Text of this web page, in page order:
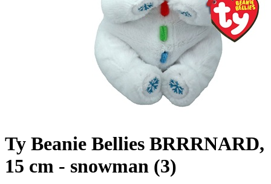
Ty Beanie Bellies BRRRNARD,
15 cm - snowman (3)